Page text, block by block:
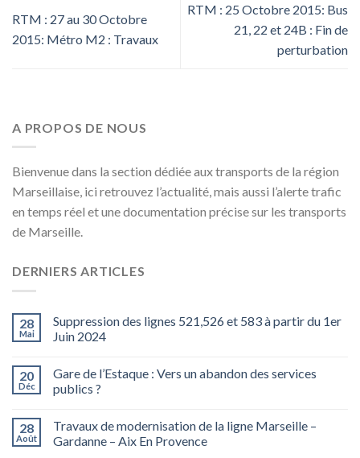
RTM : 27 au 30 Octobre
2015: Métro M2 : Travaux
RTM : 25 Octobre 2015: Bus
21, 22 et 24B : Fin de
perturbation
A PROPOS DE NOUS
Bienvenue dans la section dédiée aux transports de la région
Marseillaise, ici retrouvez l’actualité, mais aussi l’alerte trafic
en temps réel et une documentation précise sur les transports
de Marseille.
DERNIERS ARTICLES
28
Mai
Suppression des lignes 521,526 et 583 à partir du 1er
Juin 2024
20
Déc
Gare de l’Estaque : Vers un abandon des services
publics ?
28
Août
Travaux de modernisation de la ligne Marseille –
Gardanne – Aix En Provence